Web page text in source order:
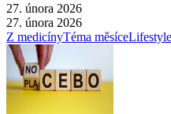
27. února 2026
27. února 2026
Z medicínyTéma měsíceLifestyle